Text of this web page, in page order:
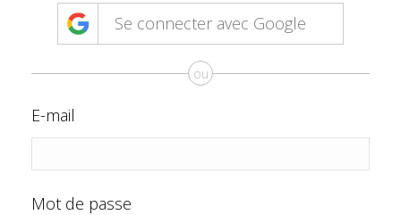
Se connecter avec Google
ou
E-mail
Mot de passe